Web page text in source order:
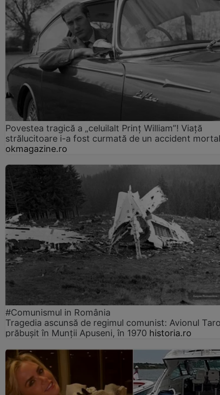
Povestea tragică a „celuilalt Prinț William”! Viață
strălucitoare i-a fost curmată de un accident mortal
okmagazine.ro
#Comunismul in România
Tragedia ascunsă de regimul comunist: Avionul
prăbușit în Munții Apuseni, în 1970 historia.ro